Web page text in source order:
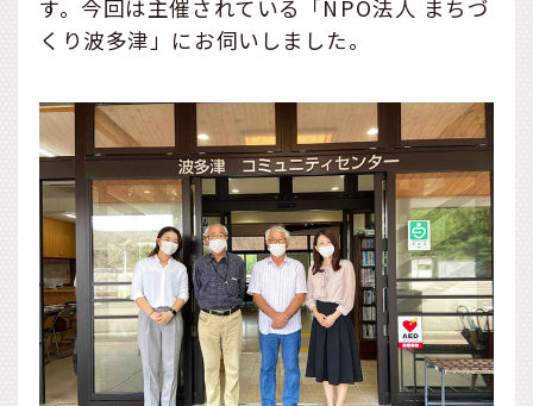
す。今回は主催されている「NPO法人 まちづ
くり波多津」にお伺いしました。